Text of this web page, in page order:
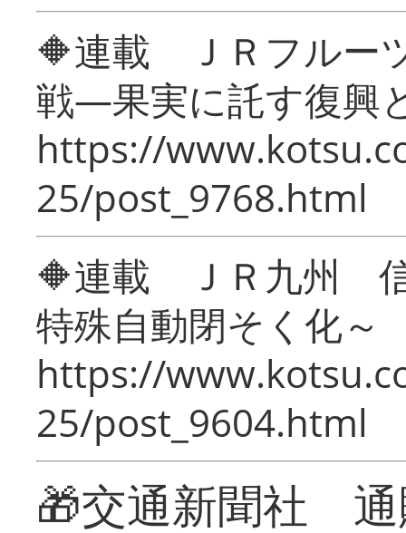
🔶連載 ＪＲフルー
戦―果実に託す復興
https://
25/post_9768.html
🔶連載 ＪＲ九州 信
特殊自動閉そく化～
https://
25/post_9604.html
🎁交通新聞社